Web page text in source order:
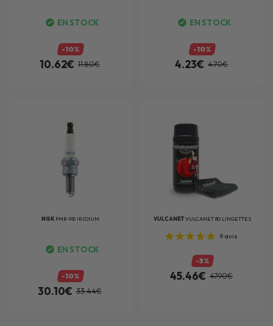
EN STOCK
-10%
10.62€ 11.80€
EN STOCK
-10%
4.23€ 4.70€
NGK PMR-9B IRIDIUM
EN STOCK
-10%
30.10€ 33.44€
VULCANETVULCANET 80 LINGETTES
9 avis
-5%
45.46€ 47.90€